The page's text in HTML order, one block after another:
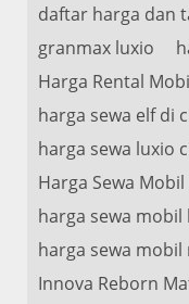
daftar harga dan
granmax luxio
Harga Rental
harga sewa elf di
harga sewa luxio
Harga Sewa
harga sewa mobil
harga sewa mobil
Innova Reborn